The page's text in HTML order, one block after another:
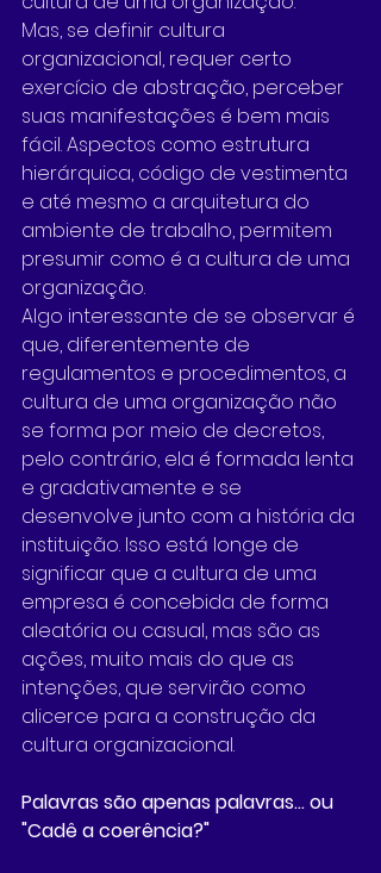
Mas, se definir cultura
organizacional, requer certo
exercício de abstração, perceber
suas manifestações é bem mais
fácil. Aspectos como estrutura
hierárquica, código de vestimenta
e até mesmo a arquitetura do
ambiente de trabalho, permitem
presumir como é a cultura de uma
organização.
Algo interessante de se observar é
que, diferentemente de
regulamentos e procedimentos, a
cultura de uma organização não
se forma por meio de decretos,
pelo contrário, ela é formada lenta
e gradativamente e se
desenvolve junto com a história da
instituição. Isso está longe de
significar que a cultura de uma
empresa é concebida de forma
aleatória ou casual, mas são as
ações, muito mais do que as
intenções, que servirão como
alicerce para a construção da
cultura organizacional.
Palavras são apenas palavras... ou
"Cadê a coerência?"